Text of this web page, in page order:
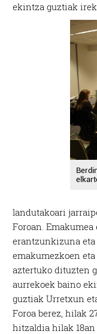
ekintza guztiak
landutakoari
Foroan.
erantzunkizuna
emakumezkoen
aztertuko dituzten
aurrekoek baino
guztiak Urretxun
Foroa berez, hilak
hitzaldia hilak